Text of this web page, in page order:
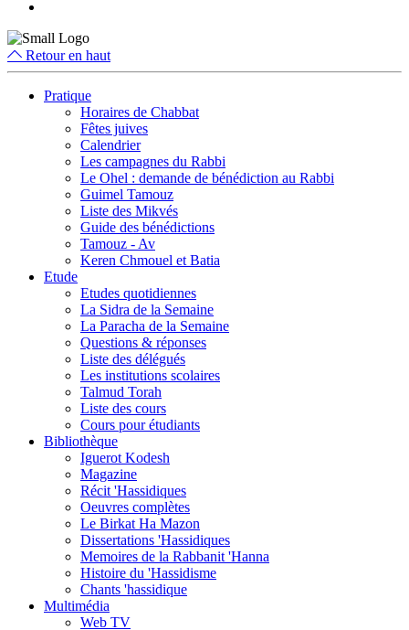
Retour en haut
Pratique
Horaires de Chabbat
Fêtes juives
Calendrier
Les campagnes du Rabbi
Le Ohel : demande de bénédiction au Rabbi
Guimel Tamouz
Liste des Mikvés
Guide des bénédictions
Tamouz - Av
Keren Chmouel et Batia
Etude
Etudes quotidiennes
La Sidra de la Semaine
La Paracha de la Semaine
Questions & réponses
Liste des délégués
Les institutions scolaires
Talmud Torah
Liste des cours
Cours pour étudiants
Bibliothèque
Iguerot Kodesh
Magazine
Récit 'Hassidiques
Oeuvres complètes
Le Birkat Ha Mazon
Dissertations 'Hassidiques
Memoires de la Rabbanit 'Hanna
Histoire du 'Hassidisme
Chants 'hassidique
Multimédia
Web TV